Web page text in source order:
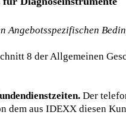
Angebotsspezifischen
8 der Allgemeinen
Der
dem aus IDEXX diesen